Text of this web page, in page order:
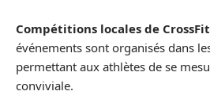
Compétitions locales de CrossFit
événements sont organisés dans
permettant aux athlètes de se
conviviale.